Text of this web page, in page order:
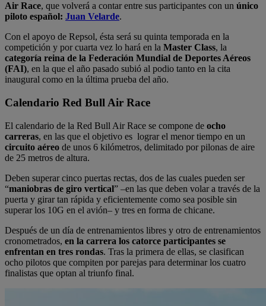
Air Race, que volverá a contar entre sus participantes con un único
piloto español: Juan Velarde.
Con el apoyo de Repsol, ésta será su quinta temporada en la
competición y por cuarta vez lo hará en la Master Class, la
categoría reina de la Federación Mundial de Deportes Aéreos
(FAI), en la que el año pasado subió al podio tanto en la cita
inaugural como en la última prueba del año.
Calendario Red Bull Air Race
El calendario de la Red Bull Air Race se compone de ocho
carreras, en las que el objetivo es lograr el menor tiempo en un
circuito aéreo de unos 6 kilómetros, delimitado por pilonas de aire
de 25 metros de altura.
Deben superar cinco puertas rectas, dos de las cuales pueden ser
“maniobras de giro vertical” –en las que deben volar a través de la
puerta y girar tan rápida y eficientemente como sea posible sin
superar los 10G en el avión– y tres en forma de chicane.
Después de un día de entrenamientos libres y otro de entrenamientos
cronometrados, en la carrera los catorce participantes se
enfrentan en tres rondas. Tras la primera de ellas, se clasifican
ocho pilotos que compiten por parejas para determinar los cuatro
finalistas que optan al triunfo final.